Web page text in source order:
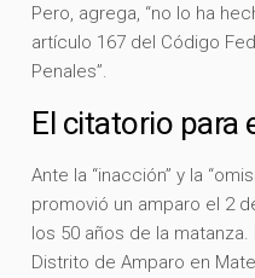
Pero, agrega, “no lo ha
artículo 167 del Código
Penales”.
El citatorio para
Ante la “inacción” y la
promovió un amparo el 2
los 50 años de la
Distrito de Amparo en